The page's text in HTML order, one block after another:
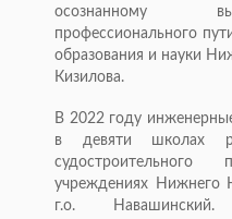
осознанному
профессионального
образования и науки
Кизилова.
В 2022 году
в девяти школах
учреждениях Нижнего
г.о.